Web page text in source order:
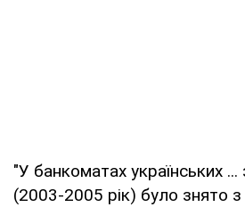
"У банкоматах українських ...
(2003-2005 рік) було знято